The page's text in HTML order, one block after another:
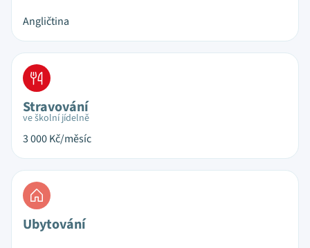
Angličtina
Stravování
ve školní jídelně
3 000Kč/měsíc
Ubytování